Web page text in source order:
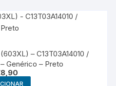
– C13T03A14010 /
Genérico – Preto
8,90